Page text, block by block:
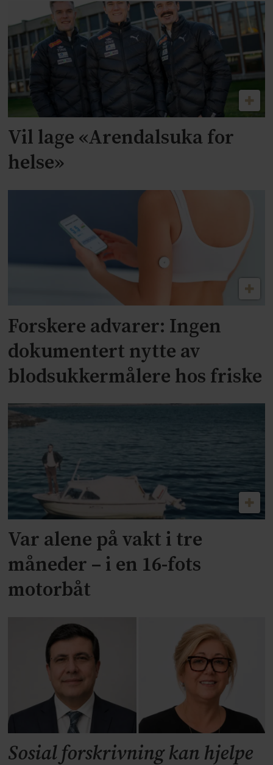
Vil lage «Arendalsuka for
helse»
Forskere advarer: Ingen
dokumentert nytte av
blodsukkermålere hos friske
Var alene på vakt i tre
måneder – i en 16-fots
motorbåt
Sosial forskrivning kan hjelpe